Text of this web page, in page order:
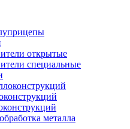
открытые
специальные
металла